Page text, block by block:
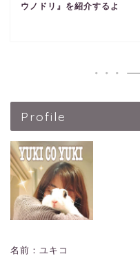
ウノドリ』を紹介するよ
Profile
名前：ユキコ